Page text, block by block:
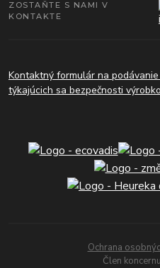
ZOSTAŇTE S NAMI V
KONTAKTE
Kontaktný formulár na
týkajúcich sa bezpečnosti
Ochrana
Člen koncernu